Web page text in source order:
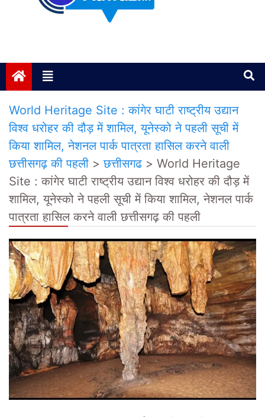
World Heritage Site : कांगेर घाटी राष्ट्रीय उद्यान
विश्व धरोहर की दौड़ में शामिल, यूनेस्को ने पहली सूची में
किया शामिल, नेशनल पार्क पात्रता हासिल करने वाली
छत्तीसगढ़ की पहली >छत्तीसगढ > World Heritage
Site : कांगेर घाटी राष्ट्रीय उद्यान विश्व धरोहर की दौड़ में
शामिल, यूनेस्को ने पहली सूची में किया शामिल, नेशनल पार्क
पात्रता हासिल करने वाली छत्तीसगढ़ की पहली